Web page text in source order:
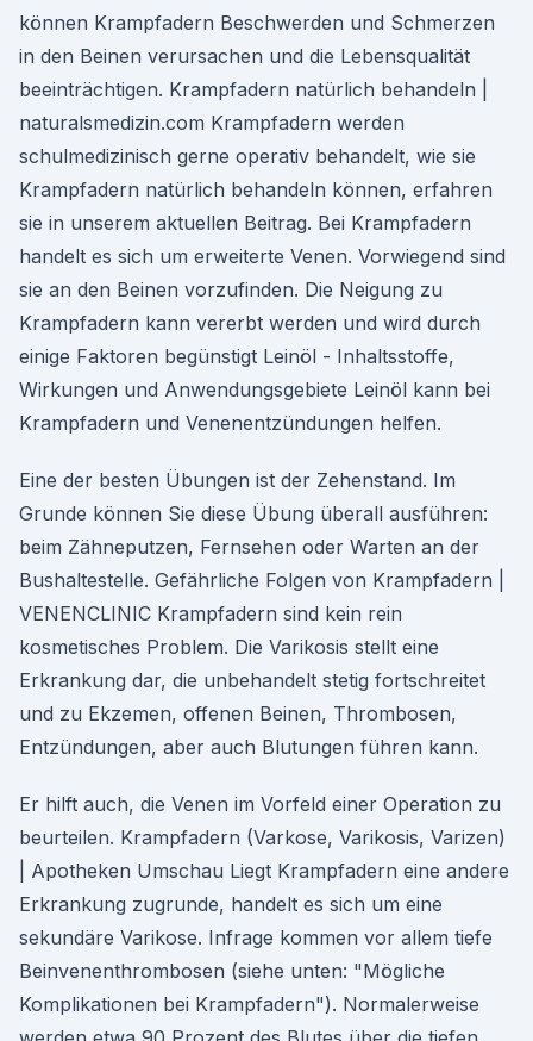
können Krampfadern Beschwerden und Schmerzen
in den Beinen verursachen und die Lebensqualität
beeinträchtigen. Krampfadern natürlich behandeln |
naturalsmedizin.com Krampfadern werden
schulmedizinisch gerne operativ behandelt, wie sie
Krampfadern natürlich behandeln können, erfahren
sie in unserem aktuellen Beitrag. Bei Krampfadern
handelt es sich um erweiterte Venen. Vorwiegend sind
sie an den Beinen vorzufinden. Die Neigung zu
Krampfadern kann vererbt werden und wird durch
einige Faktoren begünstigt Leinöl - Inhaltsstoffe,
Wirkungen und Anwendungsgebiete Leinöl kann bei
Krampfadern und Venenentzündungen helfen.
Eine der besten Übungen ist der Zehenstand. Im
Grunde können Sie diese Übung überall ausführen:
beim Zähneputzen, Fernsehen oder Warten an der
Bushaltestelle. Gefährliche Folgen von Krampfadern |
VENENCLINIC Krampfadern sind kein rein
kosmetisches Problem. Die Varikosis stellt eine
Erkrankung dar, die unbehandelt stetig fortschreitet
und zu Ekzemen, offenen Beinen, Thrombosen,
Entzündungen, aber auch Blutungen führen kann.
Er hilft auch, die Venen im Vorfeld einer Operation zu
beurteilen. Krampfadern (Varkose, Varikosis, Varizen)
| Apotheken Umschau Liegt Krampfadern eine andere
Erkrankung zugrunde, handelt es sich um eine
sekundäre Varikose. Infrage kommen vor allem tiefe
Beinvenenthrombosen (siehe unten: "Mögliche
Komplikationen bei Krampfadern"). Normalerweise